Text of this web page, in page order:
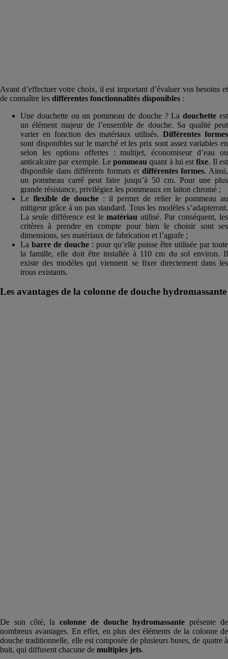
Avant d’effectuer votre choix, il est important d’évaluer vos besoins et
de connaître les différentes fonctionnalités disponibles :
Une douchette ou un pommeau de douche ? Ladouchette est
un élément majeur de l’ensemble de douche. Sa qualité peut
varier en fonction des matériaux utilisés.Différentes formes
sont disponibles sur le marché et les prix sont assez variables en
selon les options offertes : multijet, économiseur d’eau ou
anticalcaire par exemple. Lepommeau quant à lui estfixe. Il est
disponible dans différents formats et différentes formes. Ainsi,
un pommeau carré peut faire jusqu’à 50 cm. Pour une plus
grande résistance, privilégiez les pommeaux en laiton chromé ;
Le flexible de douche : il permet de relier le pommeau au
mitigeur grâce à un pas standard. Tous les modèles s’adapteront.
La seule différence est lematériau utilisé. Par conséquent, les
critères à prendre en compte pour bien le choisir sont ses
dimensions, ses matériaux de fabrication et l’agrafe ;
La barre de douche : pour qu’elle puisse être utilisée par toute
la famille, elle doit être installée à 110 cm du sol environ. Il
existe des modèles qui viennent se fixer directement dans les
trous existants.
Les avantages de la colonne de douche hydromassante
De son côté, lacolonne de douchehydromassante présente de
nombreux avantages. En effet, en plus des éléments de la colonne de
douche traditionnelle, elle est composée de plusieurs buses, de quatre à
huit, qui diffusent chacune de multiples jets.